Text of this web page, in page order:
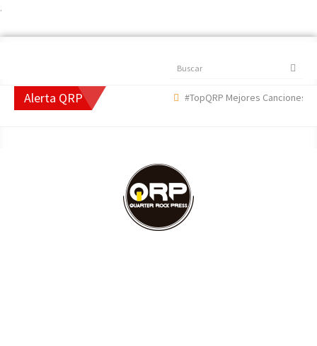
.
Buscar
Alerta QRP #TopQRP Mejores Canciones 2022